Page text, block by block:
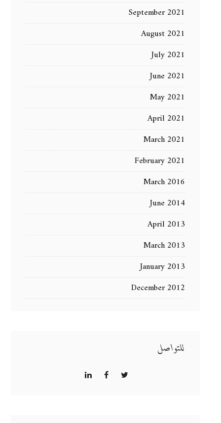
September 2021
August 2021
July 2021
June 2021
May 2021
April 2021
March 2021
February 2021
March 2016
June 2014
April 2013
March 2013
January 2013
December 2012
للتواصل